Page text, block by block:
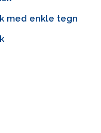
med enkle tegn